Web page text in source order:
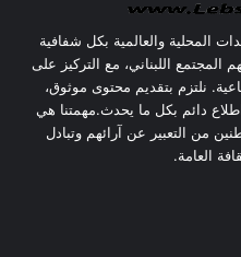
المحلية والعالمية بكل شفافية
اللبناني، مع التركيز على
نلتزم بتقديم محتوى موثوق،
دائم بكل ما يحدث.مهمتنا هي
من التعبير عن آرائهم وتبادل
العامة.